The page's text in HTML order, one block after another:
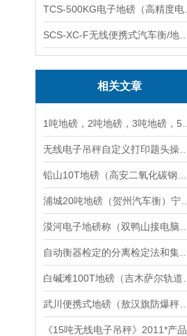
相关文章
《15吨无线电子吊秤》2011*产品